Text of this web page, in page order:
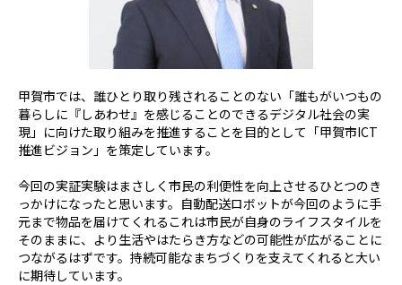
甲賀市では、誰ひとり取り残されることのない「誰もがいつもの
暮らしに『しあわせ』を感じることのできるデジタル社会の実
現」に向けた取り組みを推進することを目的として「甲賀市ICT
推進ビジョン」を策定しています。
今回の実証実験はまさしく市民の利便性を向上させるひとつのき
っかけになったと思います。自動配送ロボットが今回のように手
元まで物品を届けてくれる――これは市民が自身のライフスタイルを
そのままに、より生活やはたらき方などの可能性が広がることに
つながるはずです。持続可能なまちづくりを支えてくれると大い
に期待しています。